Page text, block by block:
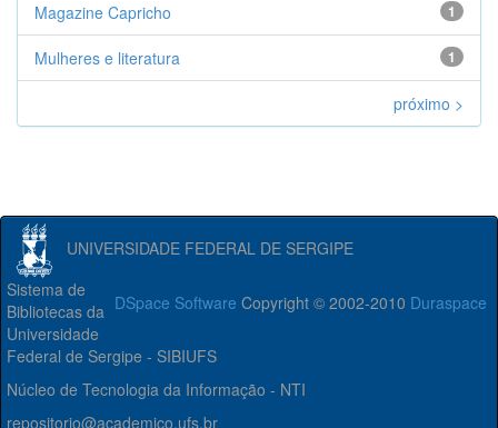
1
Magazine Capricho
1
Mulheres e literatura
próximo >
UNIVERSIDADE FEDERAL DE SERGIPE
DSpace Software Copyright © 2002-2010 Duraspace
Sistema de
Bibliotecas da
Universidade
Federal de Sergipe - SIBIUFS
Núcleo de Tecnologia da Informação - NTI
repositorio@academico.ufs.br